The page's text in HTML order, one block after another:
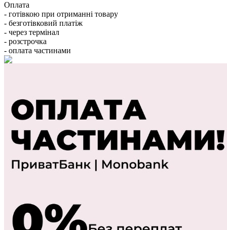
Оплата
- готівкою при отриманні товару
- безготівковий платіж
- через термінал
- розстрочка
- оплата частинами